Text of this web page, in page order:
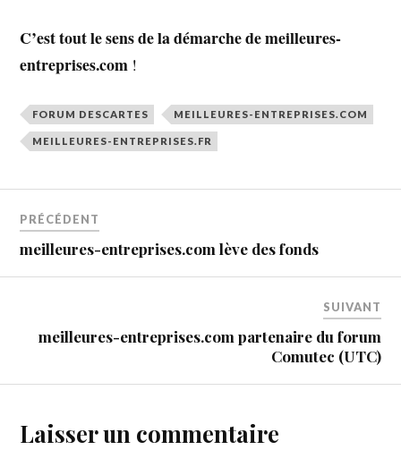
C’est tout le sens de la démarche de meilleures-
entreprises.com !
FORUM DESCARTES MEILLEURES-ENTREPRISES.COM
MEILLEURES-ENTREPRISES.FR
PRÉCÉDENT
meilleures-entreprises.com lève des fonds
SUIVANT
meilleures-entreprises.com partenaire du forum
Comutec (UTC)
Laisser un commentaire